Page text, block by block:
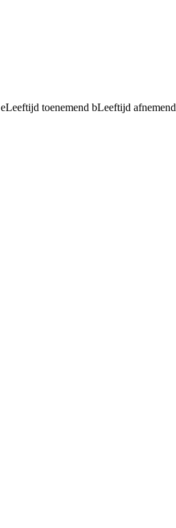
eLeeftijd toenemend bLeeftijd afnemend